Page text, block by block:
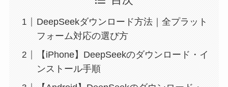
DeepSeekダウンロード方法｜全プラット
フォーム対応の選び方
【iPhone】DeepSeekのダウンロード・イ
ンストール手順